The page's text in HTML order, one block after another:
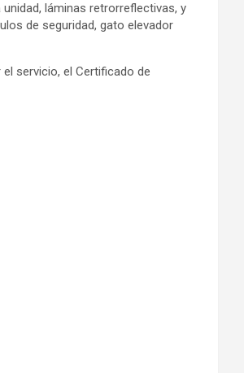
láminas retrorreflectivas, y
de seguridad, gato elevador
servicio, el Certificado de